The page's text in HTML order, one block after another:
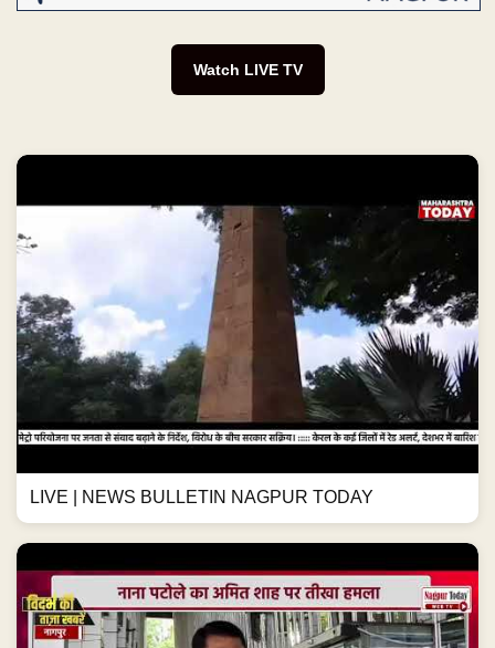
Watch LIVE TV
LIVE | NEWS BULLETIN NAGPUR TODAY